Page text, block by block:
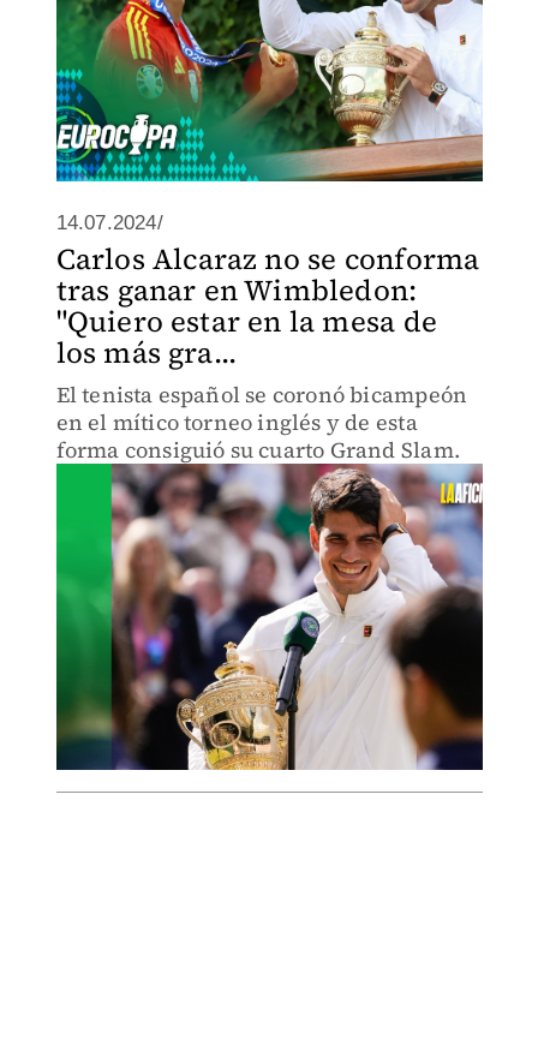
14.07.2024/
Carlos Alcaraz no se conforma
tras ganar en Wimbledon:
"Quiero estar en la mesa de
los más gra...
El tenista español se coronó bicampeón
en el mítico torneo inglés y de esta
forma consiguió su cuarto Grand Slam.